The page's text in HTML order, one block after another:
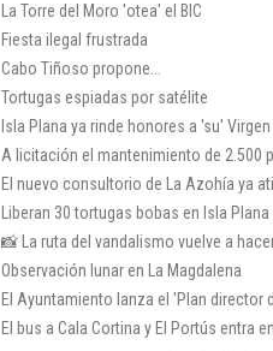
La Torre del Moro 'otea' el BIC
Fiesta ilegal frustrada
Cabo Tiñoso propone...
Tortugas espiadas por satélite
Isla Plana ya rinde honores a 'su' Virgen
A licitación el mantenimiento de 2.500
El nuevo consultorio de La Azohía ya
Liberan 30 tortugas bobas en Isla Plana
📸 La ruta del vandalismo vuelve a
Observación lunar en La Magdalena
El Ayuntamiento lanza el 'Plan director
El bus a Cala Cortina y El Portús entra